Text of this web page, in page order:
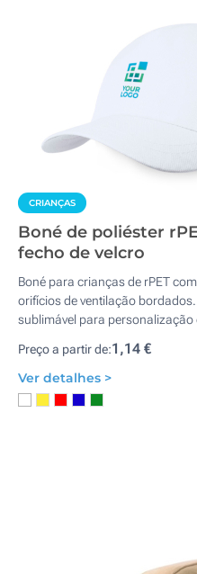
CRIANÇAS
Boné de poliéster
fecho de velcro
Boné para crianças de rPET
orifícios de ventilação
sublimável para personalização
Preço a partir de:1,14 €
Ver detalhes >